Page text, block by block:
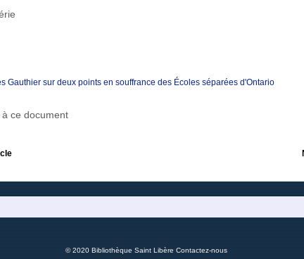
Gauthier sur deux points en souffrance des Écoles séparées d'Ontario
ce document
© 2020 Bibliothèque Saint Libère Contactez-nous